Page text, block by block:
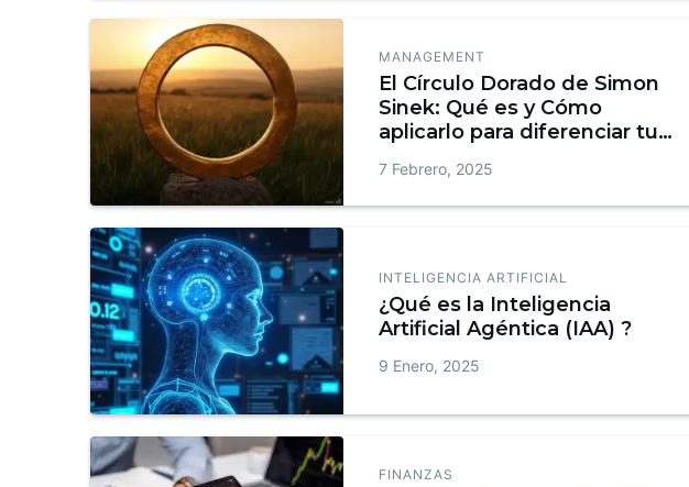
MANAGEMENT
El Círculo Dorado de Simon
Sinek: Qué es y Cómo
aplicarlo para diferenciar tu
7 Febrero, 2025
INTELIGENCIA ARTIFICIAL
¿Qué es la Inteligencia
Artificial Agéntica (IAA) ?
9 Enero, 2025
FINANZAS